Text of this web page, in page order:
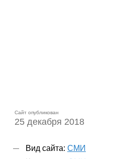
Сайт опубликован
25 декабря 2018
Вид сайта: СМИ